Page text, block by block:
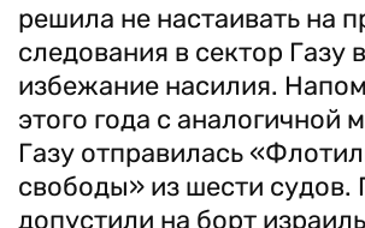
решила не настаивать на
следования в сектор Газу
избежание насилия.
этого года с аналогичной
Газу отправилась
свободы» из шести судов.
допустили на борт